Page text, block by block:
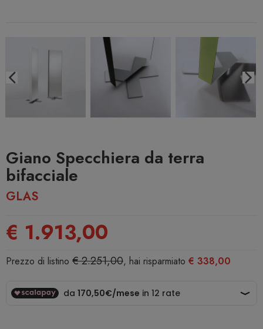
Giano Specchiera da terra
bifacciale
GLAS
€ 1.913,00
Prezzo di listino € 2.251,00, hai risparmiato € 338,00